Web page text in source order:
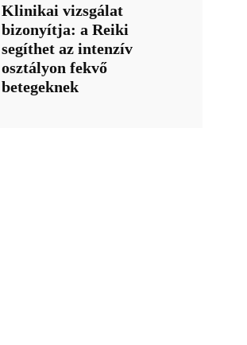
Klinikai vizsgálat
bizonyítja: a Reiki
segíthet az intenzív
osztályon fekvő
betegeknek